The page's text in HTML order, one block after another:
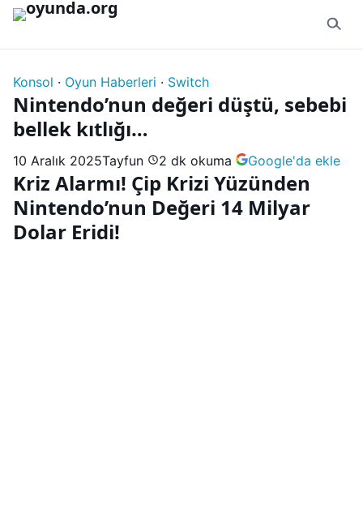
İçeriğe geç
Konsol · Oyun Haberleri · Switch
Nintendo’nun değeri düştü, sebebi
bellek kıtlığı…
10 Aralık 2025Tayfun 2 dk okuma Google'da ekle
Kriz Alarmı! Çip Krizi Yüzünden
Nintendo’nun Değeri 14 Milyar
Dolar Eridi!